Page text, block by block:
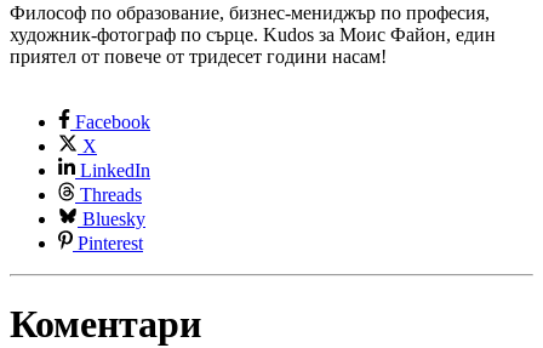
Философ по образование, бизнес-мениджър по професия,
художник-фотограф по сърце. Kudos за Моис Файон, един
приятел от повече от тридесет години насам!
Facebook
X
LinkedIn
Threads
Bluesky
Pinterest
Коментари